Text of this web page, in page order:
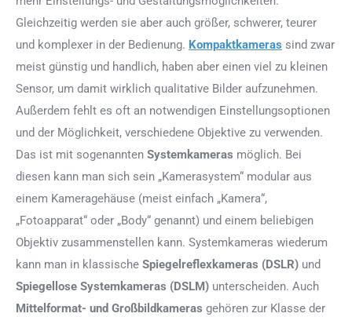
Gleichzeitig werden sie aber auch größer, schwerer, teurer
und komplexer in der Bedienung. Kompaktkameras sind zwar
meist günstig und handlich, haben aber einen viel zu kleinen
Sensor, um damit wirklich qualitative Bilder aufzunehmen.
Außerdem fehlt es oft an notwendigen Einstellungsoptionen
und der Möglichkeit, verschiedene Objektive zu verwenden.
Das ist mit sogenannten Systemkameras möglich. Bei
diesen kann man sich sein „Kamerasystem“ modular aus
einem Kameragehäuse (meist einfach „Kamera“,
„Fotoapparat“ oder „Body“ genannt) und einem beliebigen
Objektiv zusammenstellen kann. Systemkameras wiederum
kann man in klassische Spiegelreflexkameras (DSLR) und
Spiegellose Systemkameras (DSLM) unterscheiden. Auch
Mittelformat- und Großbildkameras gehören zur Klasse der